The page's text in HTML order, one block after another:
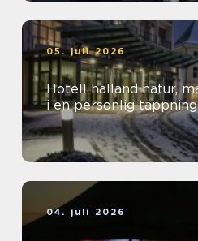
05. juli 2026
Hotell halland natur, mat och avkoppling
i en personlig tappning
04. juli 2026